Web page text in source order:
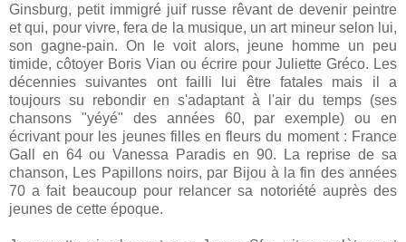
Ginsburg, petit immigré juif russe rêvant de devenir peintre
et qui, pour vivre, fera de la musique, un art mineur selon lui,
son gagne-pain. On le voit alors, jeune homme un peu
timide, côtoyer Boris Vian ou écrire pour Juliette Gréco. Les
décennies suivantes ont failli lui être fatales mais il a
toujours su rebondir en s'adaptant à l'air du temps (ses
chansons "yéyé" des années 60, par exemple) ou en
écrivant pour les jeunes filles en fleurs du moment : France
Gall en 64 ou Vanessa Paradis en 90. La reprise de sa
chanson, Les Papillons noirs, par Bijou à la fin des années
70 a fait beaucoup pour relancer sa notoriété auprès des
jeunes de cette époque.